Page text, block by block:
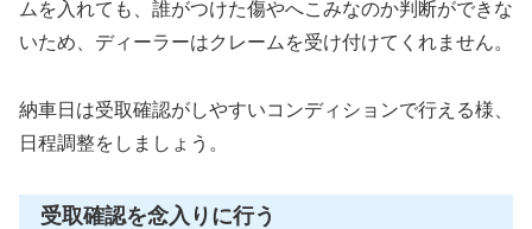
ムを入れても、誰がつけた傷やへこみなのか判断ができな
いため、ディーラーはクレームを受け付けてくれません。
納車日は受取確認がしやすいコンディションで行える様、
日程調整をしましょう。
受取確認を念入りに行う